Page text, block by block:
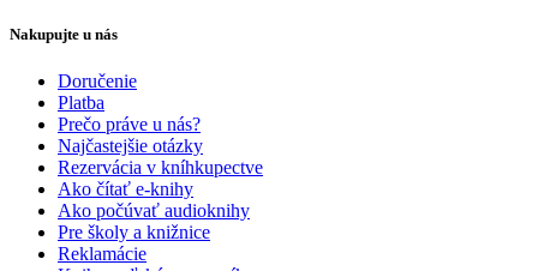
Nakupujte u nás
Doručenie
Platba
Prečo práve u nás?
Najčastejšie otázky
Rezervácia v kníhkupectve
Ako čítať e-knihy
Ako počúvať audioknihy
Pre školy a knižnice
Reklamácie